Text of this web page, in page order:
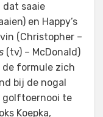
saaie
en Happy’s
(Christopher –
(tv) – McDonald)
formule zich
bij de nogal
golftoernooi te
Koepka,